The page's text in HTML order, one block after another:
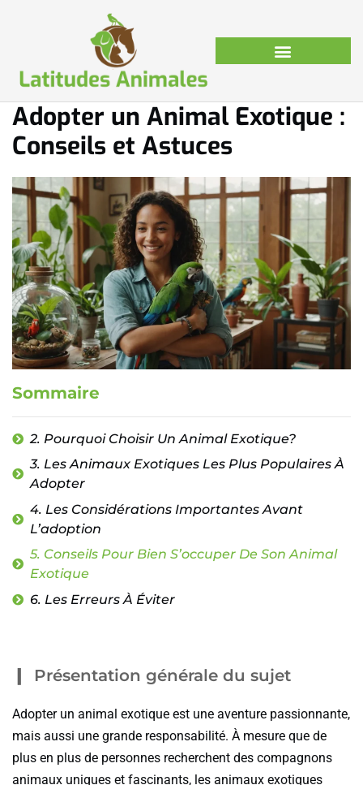
Adopter un Animal Exotique :
Conseils et Astuces
Sommaire
2. Pourquoi Choisir Un Animal Exotique?
3. Les Animaux Exotiques Les Plus Populaires À
Adopter
4. Les Considérations Importantes Avant
L’adoption
5. Conseils Pour Bien S’occuper De Son Animal
Exotique
6. Les Erreurs À Éviter
Présentation générale du sujet
Adopter un animal exotique est une aventure passionnante,
mais aussi une grande responsabilité. À mesure que de
plus en plus de personnes recherchent des compagnons
animaux uniques et fascinants, les animaux exotiques